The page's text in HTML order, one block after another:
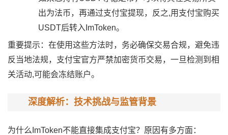
出为法币，再通过支付宝提现，反之,用支付宝购买
USDT后转入ImToken。
重要提示：在使用这些方法时，务必确保交易合规，避免违
反当地法规，支付宝官方严禁加密货币交易，一旦检测到相
关活动,可能会冻结账户。
深度解析：技术挑战与监管背景
为什么ImToken不能直接集成支付宝？原因有多方面：